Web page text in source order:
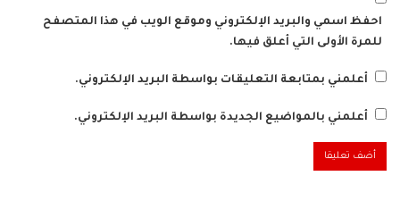
احفظ اسمي والبريد الإلكتروني وموقع الويب في هذا المتصفح
للمرة الأولى التي أعلق فيها.
أعلمني بمتابعة التعليقات بواسطة البريد الإلكتروني.
أعلمني بالمواضيع الجديدة بواسطة البريد الإلكتروني.